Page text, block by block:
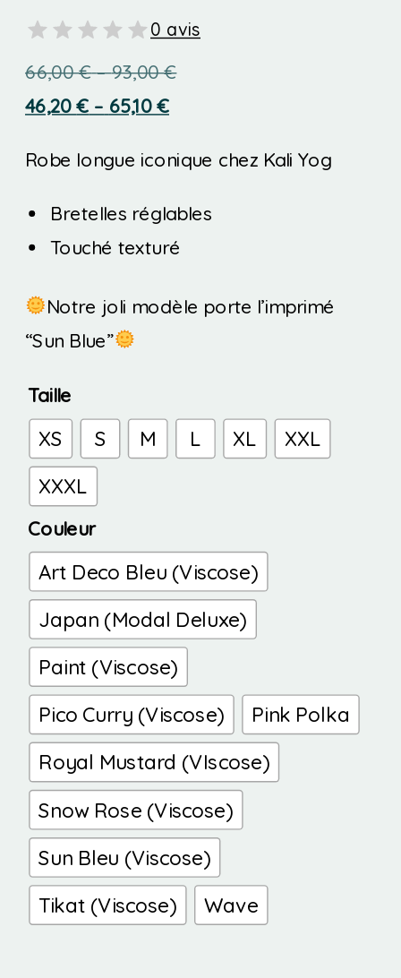
0 avis
66,00€ – 93,00€Price
through
93,00 €
46,20€ – 65,10€Price
46,20 €
through
65,10 €
Robe longue iconique chez Kali Yog
Bretelles réglables
Touché texturé
Notre joli modèle porte l’imprimé
“Sun Blue”
Taille
XS S M L XL
XXL
XXXL
Couleur
Art Deco Bleu (Viscose)
Japan (Modal Deluxe)
Paint (Viscose)
Pico Curry (Viscose)
Pink Polka
Royal Mustard (VIscose)
Snow Rose (Viscose)
Sun Bleu (Viscose)
Tikat (Viscose)
Wave